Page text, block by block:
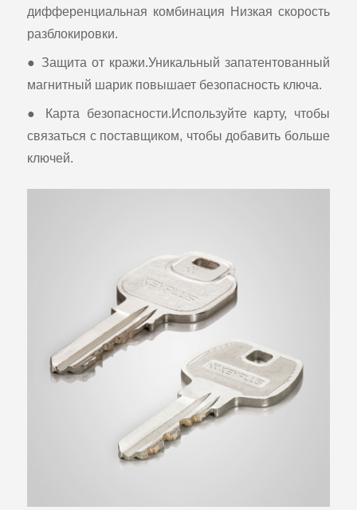
дифференциальная комбинация Низкая скорость
разблокировки.
● Защита от кражи.Уникальный запатентованный
магнитный шарик повышает безопасность ключа.
● Карта безопасности.Используйте карту, чтобы
связаться с поставщиком, чтобы добавить больше
ключей.